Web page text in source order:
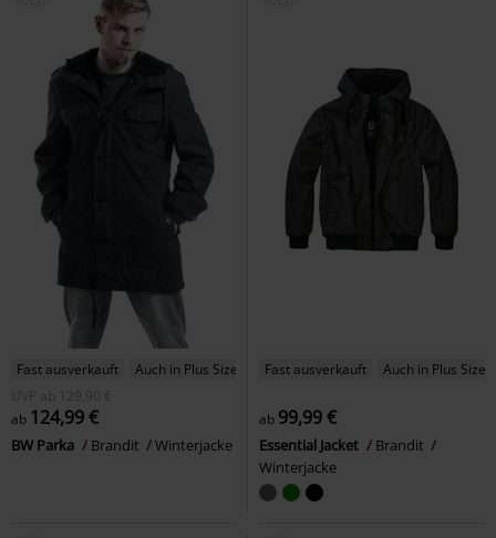
Fast ausverkauft
Auch in Plus Size
UVP
ab
129,90 €
ab 124,99 €
BW Parka Brandit Winterjacke
Fast ausverkauft Auch in Plus Size
ab 99,99 €
Essential Jacket
Brandit
Winterjacke